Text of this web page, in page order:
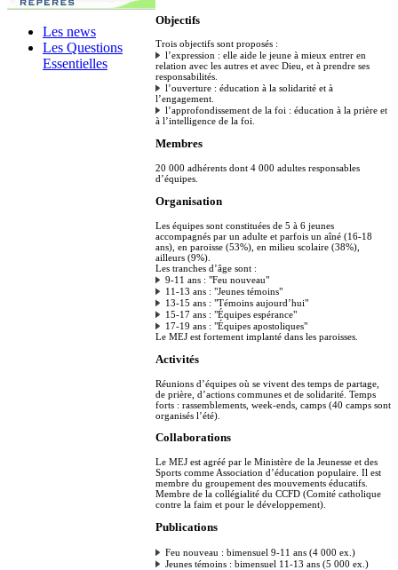
Les news
Les Questions
Essentielles
Objectifs
Trois objectifs sont proposés :
l’expression : elle aide le jeune à mieux entrer en
relation avec les autres et avec Dieu, et à prendre ses
responsabilités.
l’ouverture : éducation à la solidarité et à
l’engagement.
l’approfondissement de la foi : éducation à la prière et
à l’intelligence de la foi.
Membres
20 000 adhérents dont 4 000 adultes responsables
d’équipes.
Organisation
Les équipes sont constituées de 5 à 6 jeunes
accompagnés par un adulte et parfois un aîné (16-18
ans), en paroisse (53%), en milieu scolaire (38%),
ailleurs (9%).
Les tranches d’âge sont :
9-11 ans : "Feu nouveau"
11-13 ans : "Jeunes témoins"
13-15 ans : "Témoins aujourd’hui"
15-17 ans : "Équipes espérance"
17-19 ans : "Équipes apostoliques"
Le MEJ est fortement implanté dans les paroisses.
Activités
Réunions d’équipes où se vivent des temps de partage,
de prière, d’actions communes et de solidarité. Temps
forts : rassemblements, week-ends, camps (40 camps sont
organisés l’été).
Collaborations
Le MEJ est agréé par le Ministère de la Jeunesse et des
Sports comme Association d’éducation populaire. Il est
membre du groupement des mouvements éducatifs.
Membre de la collégialité du CCFD (Comité catholique
contre la faim et pour le développement).
Publications
Feu nouveau : bimensuel 9-11 ans (4 000 ex.)
Jeunes témoins : bimensuel 11-13 ans (5 000 ex.)